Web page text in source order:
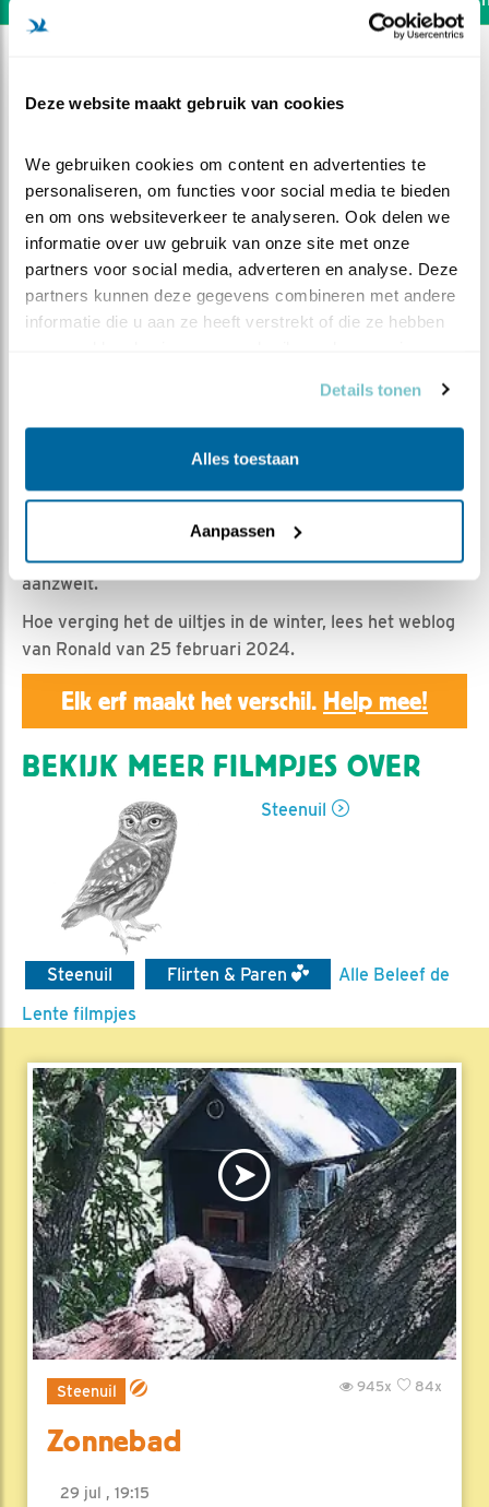
Deze website maakt gebruik van cookies
We gebruiken cookies om content en advertenties te
personaliseren, om functies voor social media te bieden
en om ons websiteverkeer te analyseren. Ook delen we
informatie over uw gebruik van onze site met onze
partners voor social media, adverteren en analyse. Deze
partners kunnen deze gegevens combineren met andere
informatie die u aan ze heeft verstrekt of die ze hebben
Details tonen
Alles toestaan
Aanpassen
In de storm
Geert | Geplaatst op 25 februari 2024, 9:06 |
Vind ik
De uiltjes wagen zich buiten, terwijl de storm Louis
aanzwelt.
Hoe verging het de uiltjes in de winter, lees het weblog
van Ronald van 25 februari 2024.
Elk erf maakt het verschil. Help mee!
BEKIJK MEER FILMPJES OVER
Steenuil
Steenuil Flirten & Paren
Alle Beleef de
Lente filmpjes
Steenuil 84x
945x
Zonnebad
29 jul , 19:15